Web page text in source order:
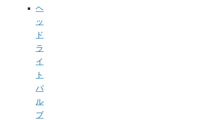
ヘ
ッ
ド
ラ
イ
ト
バ
ル
ブ